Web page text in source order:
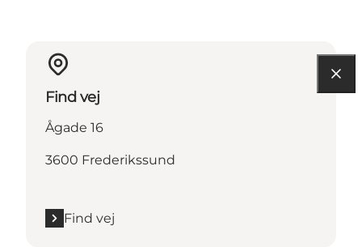
Find vej
Ågade 16
3600 Frederikssund
Find vej